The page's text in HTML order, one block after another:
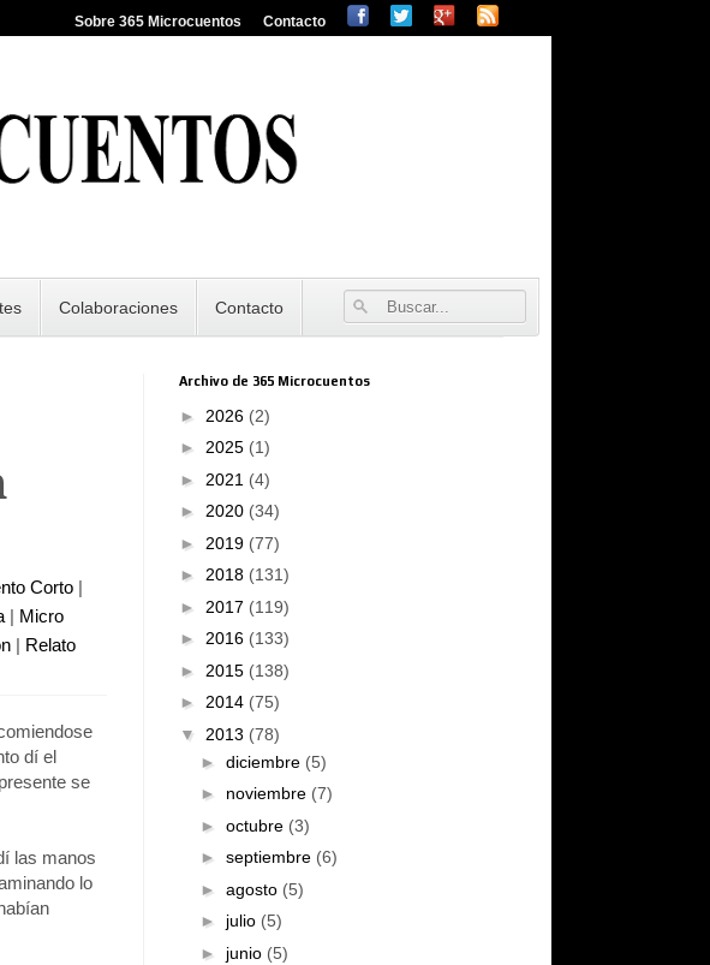
Sobre 365 Microcuentos Contacto
Colaboraciones Contacto
Corto |
| Micro
| Relato
dí el
se
las manos
lo
Archivo de 365 Microcuentos
► 2026 (2)
► 2025 (1)
► 2021 (4)
► 2020 (34)
► 2019 (77)
► 2018 (131)
► 2017 (119)
► 2016 (133)
► 2015 (138)
► 2014 (75)
▼ 2013 (78)
► diciembre (5)
► noviembre (7)
► octubre (3)
► septiembre (6)
► agosto (5)
► julio (5)
► junio (5)